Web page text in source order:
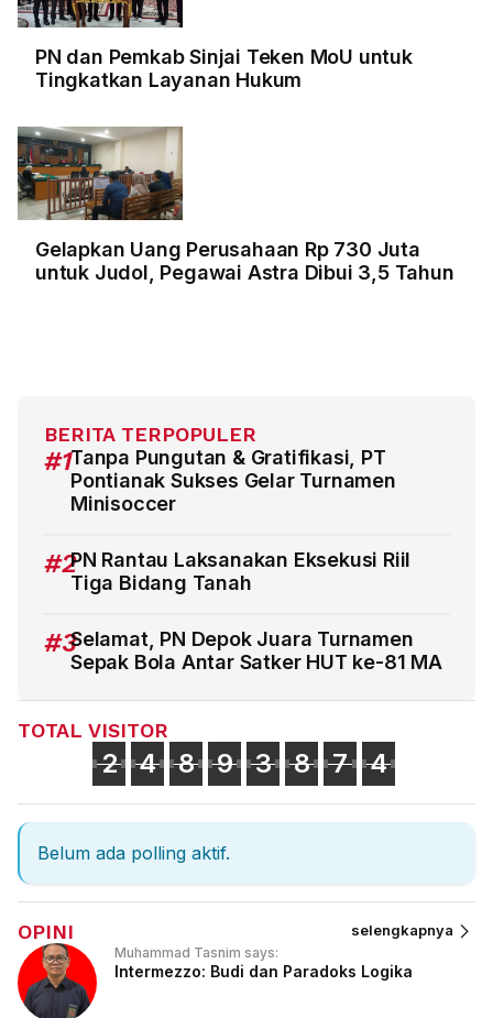
PN dan Pemkab Sinjai Teken MoU untuk
Tingkatkan Layanan Hukum
Gelapkan Uang Perusahaan Rp 730 Juta
untuk Judol, Pegawai Astra Dibui 3,5 Tahun
BERITA TERPOPULER
#1Tanpa Pungutan & Gratifikasi, PT
Pontianak Sukses Gelar Turnamen
Minisoccer
#2PN Rantau Laksanakan Eksekusi Riil
Tiga Bidang Tanah
#3Selamat, PN Depok Juara Turnamen
Sepak Bola Antar Satker HUT ke-81 MA
TOTAL VISITOR
2 4 8 9 3 8 7 4
Belum ada polling aktif.
OPINI selengkapnya
Muhammad Tasnim says:
Intermezzo: Budi dan Paradoks Logika